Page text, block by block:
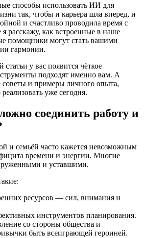
способы использовать ИИ для
так, чтобы и карьера шла вперед, и
и счастливо проводила время с
я расскажу, как встроенные в наше
помощники могут стать вашими
гармонии.
у вас появится чёткое
подходят именно вам. А
и примеры личного опыта,
уже сегодня.
соединить работу и
и семьёй часто кажется невозможным
времени и энергии. Многие
и уставшими.
ресурсов — сил, внимания и
инструментов планирования.
со стороны общества и
быть всеиграющей героиней.